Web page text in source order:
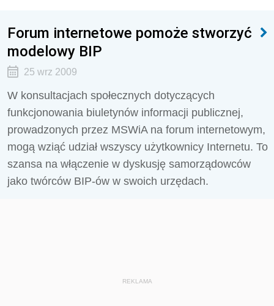
Forum internetowe pomoże stworzyć
modelowy BIP
25 wrz 2009
W konsultacjach społecznych dotyczących
funkcjonowania biuletynów informacji publicznej,
prowadzonych przez MSWiA na forum internetowym,
mogą wziąć udział wszyscy użytkownicy Internetu. To
szansa na włączenie w dyskusję samorządowców
jako twórców BIP-ów w swoich urzędach.
REKLAMA